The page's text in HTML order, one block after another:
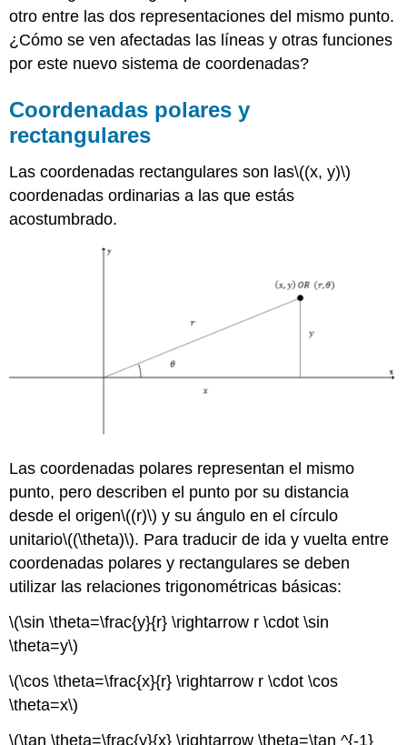
otro entre las dos representaciones del mismo punto.
¿Cómo se ven afectadas las líneas y otras funciones
por este nuevo sistema de coordenadas?
Coordenadas polares y
rectangulares
Las coordenadas rectangulares son las\((x, y)\)
coordenadas ordinarias a las que estás
acostumbrado.
Las coordenadas polares representan el mismo
punto, pero describen el punto por su distancia
desde el origen\((r)\) y su ángulo en el círculo
unitario\((\theta)\). Para traducir de ida y vuelta entre
coordenadas polares y rectangulares se deben
utilizar las relaciones trigonométricas básicas:
\(\sin \theta=\frac{y}{r} \rightarrow r \cdot \sin
\theta=y\)
\(\cos \theta=\frac{x}{r} \rightarrow r \cdot \cos
\theta=x\)
\(\tan \theta=\frac{y}{x} \rightarrow \theta=\tan ^{-1}